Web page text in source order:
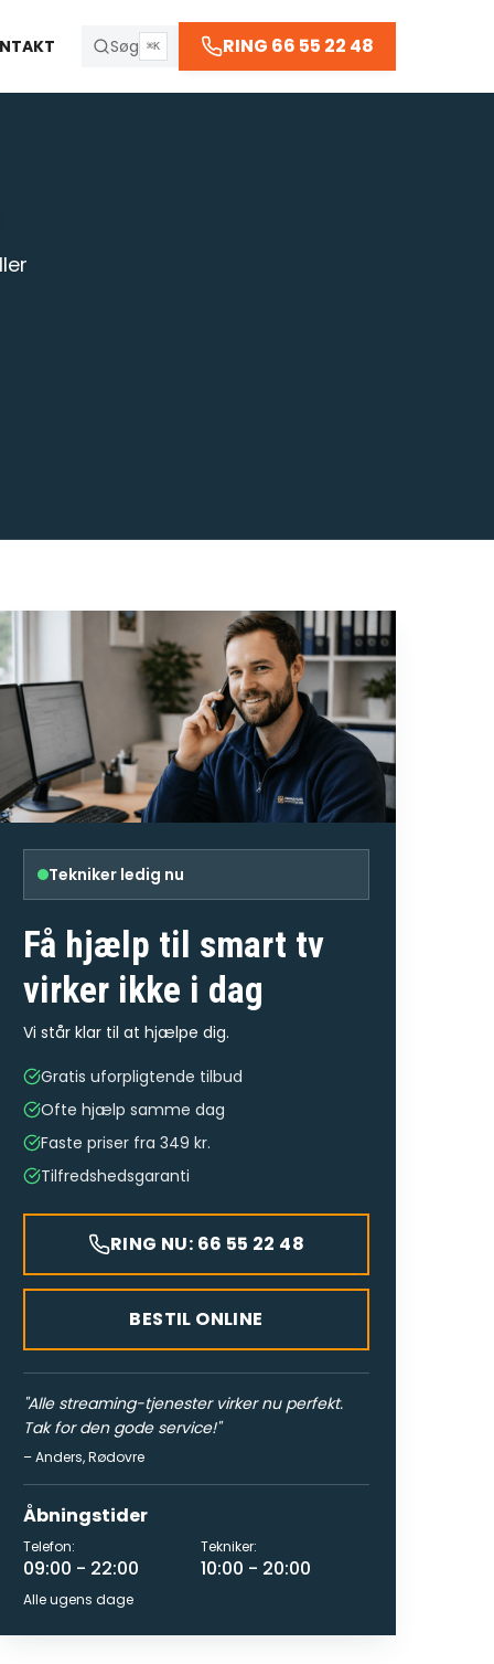
Søg ⌘K RING 66 55 22 48
66 55 22 48
Tekniker ledig nu
Få hjælp til smart tv
virker ikke i dag
Vi står klar til at hjælpe dig.
Gratis uforpligtende tilbud
Ofte hjælp samme dag
Faste priser fra 349 kr.
Tilfredshedsgaranti
RING NU: 66 55 22 48
BESTIL ONLINE
"Alle streaming-tjenester virker nu perfekt.
Tak for den gode service!"
–Anders,Rødovre
Åbningstider
Telefon:
09:00 - 22:00
Tekniker:
10:00 - 20:00
Alle ugens dage